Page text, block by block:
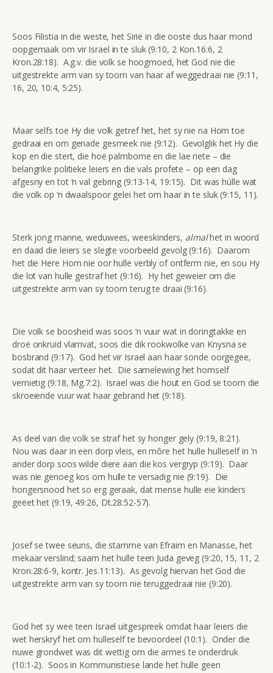
Soos Filistia in die weste, het Sirië in die ooste dus haar mond
oopgemaak om vir Israel in te sluk (9:10, 2 Kon.16:6, 2
Kron.28:18). A.g.v. die volk se hoogmoed, het God nie die
uitgestrekte arm van sy toorn van haar af weggedraai nie (9:11,
16, 20, 10:4, 5:25).
Maar selfs toe Hy die volk getref het, het sy nie na Hom toe
gedraai en om genade gesmeek nie (9:12). Gevolglik het Hy die
kop en die stert, die hoë palmbome en die lae riete – die
belangrike politieke leiers en die vals profete – op een dag
afgesny en tot ‘n val gebring (9:13-14, 19:15). Dit was húlle wat
die volk op ‘n dwaalspoor gelei het om haar in te sluk (9:15, 11).
Sterk jong manne, weduwees, weeskinders, almalhet in woord
en daad die leiers se slegte voorbeeld gevolg (9:16). Daarom
het die Here Hom nie oor hulle verbly of ontferm nie, en sou Hy
die lot van hulle gestraf het (9:16). Hy het geweier om die
uitgestrekte arm van sy toorn terug te draai (9:16).
Die volk se boosheid was soos ‘n vuur wat in doringtakke en
droë onkruid vlamvat, soos die dik rookwolke van Knysna se
bosbrand (9:17). God het vir Israel aan haar sonde oorgegee,
sodat dit haar verteer het. Die samelewing het homself
vernietig (9:18, Mg.7:2). Israel was die hout en God se toorn die
skroeiende vuur wat haar gebrand het (9:18).
As deel van die volk se straf het sy honger gely (9:19, 8:21).
Nou was daar in een dorp vleis, en môre het hulle hulleself in ‘n
ander dorp soos wilde diere aan die kos vergryp (9:19). Daar
was nie genoeg kos om hulle te versadig nie (9:19). Die
hongersnood het so erg geraak, dat mense hulle eie kinders
geëet het (9:19, 49:26, Dt.28:52-57).
Josef se twee seuns, die stamme van Efraim en Manasse, het
mekaar verslind; saam het hulle teen Juda geveg (9:20, 15, 11, 2
Kron.28:6-9, kontr. Jes.11:13). As gevolg hiervan het God die
uitgestrekte arm van sy toorn nie teruggedraai nie (9:20).
God het sy wee teen Israel uitgespreek omdat haar leiers die
wet herskryf het om hulleself te bevoordeel (10:1). Onder die
nuwe grondwet was dit wettig om die armes te onderdruk
(10:1-2). Soos in Kommunistiese lande het hulle geen